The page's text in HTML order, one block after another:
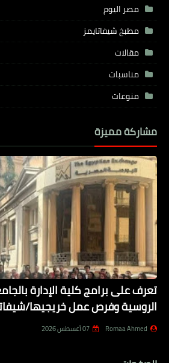
مصر اليوم
مطبخ شيفاتايمز
مقالات
مناسبات
منوعات
مشاركة مميزة
تعرف على برامج كلية الإدارة
الروسية وفرص عمل خريجيها/
Romaa Ahmed 07 أغسطس 2026